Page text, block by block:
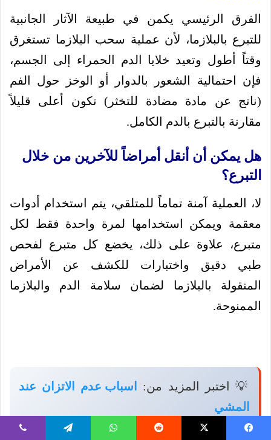
الفرق الرئيسي يكمن في طبيعة الآثار الجانبية
للتبرع بالبلازما، لأن عملية سحب البلازما تستغرق
وقتاً أطول وتعيد خلايا الدم الحمراء إلى الجسم،
فإن احتمالية الشعور بالدوار أو الوخز حول الفم
(ناتج عن مادة مضادة للتخثر) تكون أعلى قليلاً
مقارنة بالتبرع بالدم الكامل.
هل يمكن أن أنقل أمراضاً للآخرين من خلال
التبرع؟
لا، العملية آمنة تماماً للمتلقي، يتم استخدام أدوات
معقمة ويمكن استخدامها لمرة واحدة فقط لكل
متبرع، علاوة على ذلك، يخضع كل متبرع لفحص
طبي دقيق واختبارات للكشف عن الأمراض
المنقولة بالبلازما لضمان سلامة الدم والبلازما
الممنوحة.
💡 اختبر المزيد من:
اسباب عدم الاتزان عند
المشي